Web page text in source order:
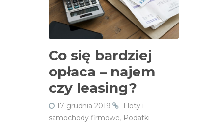
Co się bardziej
opłaca – najem
czy leasing?
17 grudnia 2019
Floty i
samochody firmowe, Podatki